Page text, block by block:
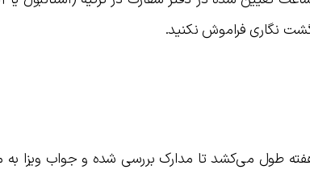
نگاری فراموش نکنید.
از انجام انگشت نگاری از ۲ تا ۱۸ هفته طول می‌کشد تا مدارک بررسی شده و